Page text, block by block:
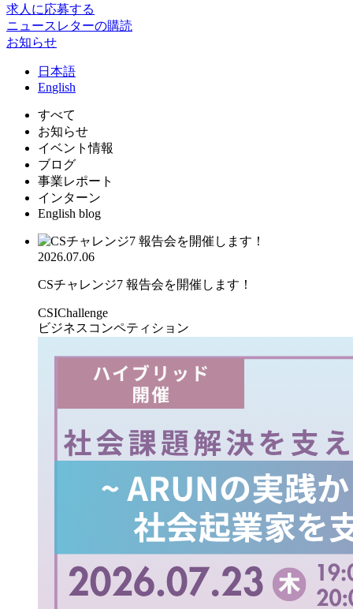
求人に応募する
ニュースレターの購読
お知らせ
日 本語
English
すべて
お知らせ
イベント情報
ブログ
事業レポート
インターン
English blog
2026.07.06
CSチャレンジ7 報告会を開催します！
CSIChallenge
ビジネスコンペティション